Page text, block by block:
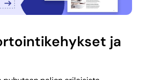
ja